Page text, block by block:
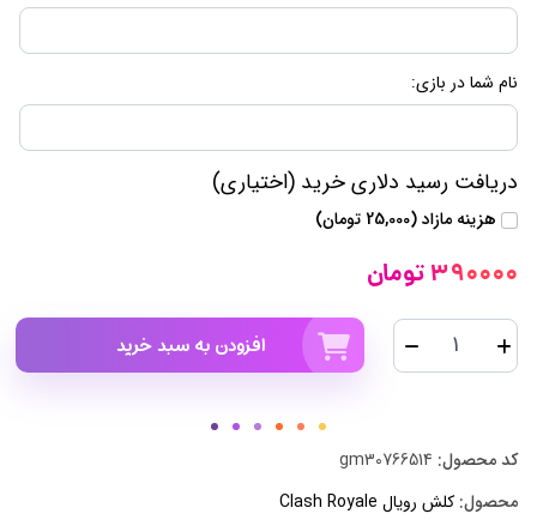
نام شما در بازی:
دریافت رسید دلاری خرید (اختیاری)
هزینه مازاد (25,000 تومان)
390000 تومان
افزودن به سبد خرید
کد محصول:
محصول: کلش رویال Clash Royale